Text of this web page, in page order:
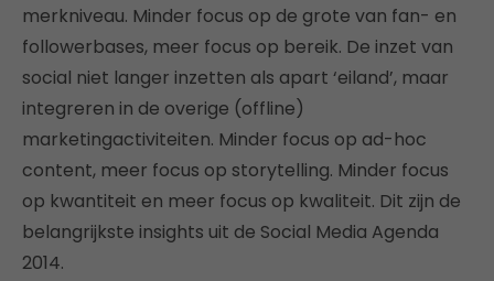
merkniveau. Minder focus op de grote van fan- en
followerbases, meer focus op bereik. De inzet van
social niet langer inzetten als apart ‘eiland’, maar
integreren in de overige (offline)
marketingactiviteiten. Minder focus op ad-hoc
content, meer focus op storytelling. Minder focus
op kwantiteit en meer focus op kwaliteit. Dit zijn de
belangrijkste insights uit de Social Media Agenda
2014.